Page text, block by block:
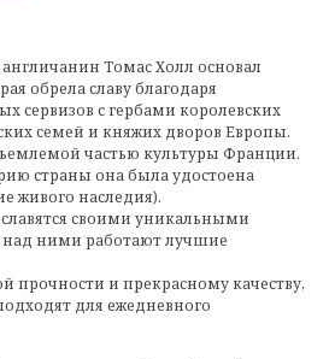
Томас Холл основал
обрела славу благодаря
сервизов с гербами королевских
семей и княжих дворов Европы.
частью культуры Франции.
страны она была удостоена
живого наследия).
своими уникальными
ними работают лучшие
прочности и прекрасному качеству,
для ежедневного